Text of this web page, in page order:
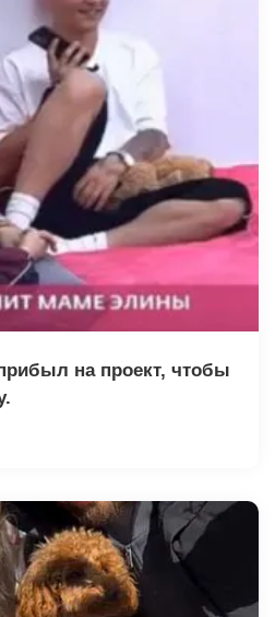
на проект, чтобы